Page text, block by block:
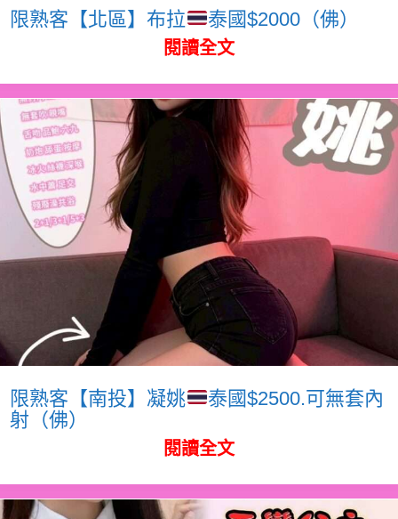
限熟客【北區】布拉 泰國$2000（佛）
閱讀全文
限熟客【南投】凝姚
泰國$2500.可無套內
射（佛）
閱讀全文